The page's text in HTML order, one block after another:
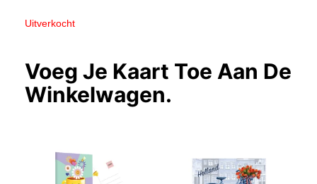
Uitverkocht
Voeg Je Kaart Toe Aan De
Winkelwagen.